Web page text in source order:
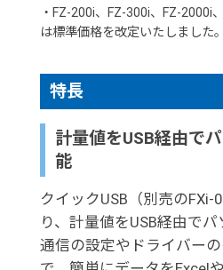
・FZ-200i、FZ-300i、FZ-2000i
は標準価格を改定いたしました
特長
計量値をUSB経由で
能
クイックUSB（別売のFXi-
り、計量値をUSB経由でパ
通信の設定やドライバー